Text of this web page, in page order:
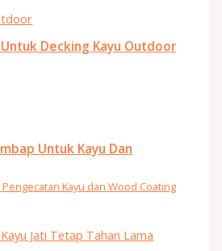
Decking Kayu Outdoor
Untuk Kayu Dan
Kayu dan Wood Coating